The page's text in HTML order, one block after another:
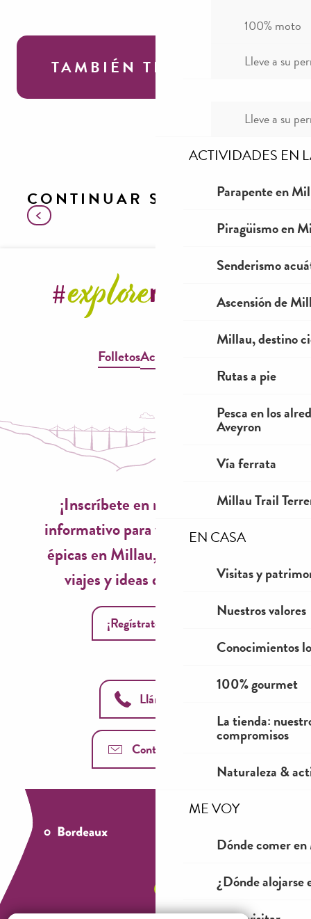
100% moto
Lleve a su
Lleve a su
ACTIVIDADES EN
Parapente en
Piragüismo en
Senderismo
Ascensión de
Millau, destino
Rutas a pie
Pesca en los
Aveyron
Vía ferrata
Millau Trail
EN CASA
Visitas y
Nuestros valores
Conocimientos
100% gourmet
La tienda:
compromisos
Naturaleza &
ME VOY
Dónde comer
¿Dónde alojarse
TAMBIÉN TE GUSTARÁ
CONTINUAR SU VISITA
Pesca en los alrededores de Millau en
FolletosAccesibilidad
¡Inscríbete en nuestro boletín
informativo para vivir experiencias
épicas en Millau, inspiraciones de
viajes y ideas de temporada!
¡Regístrate ahora!
Llámanos
Contáctenos